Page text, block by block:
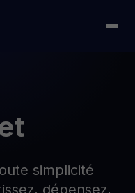
simplicité
dépensez,